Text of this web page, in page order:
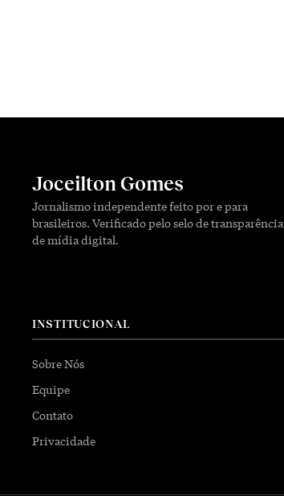
Joceilton Gomes
Jornalismo independente feito por e para
brasileiros. Verificado pelo selo de transparência
de mídia digital.
INSTITUCIONAL
Sobre Nós
Equipe
Contato
Privacidade